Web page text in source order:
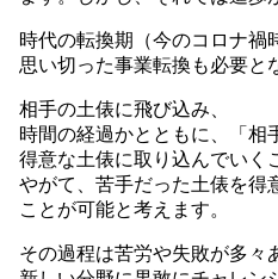
時代の転換期（今のコロナ禍
思い切った事業転換も必要と
相手の土俵に飛び込み、
時間の経過かとともに、「相
得意な土俵に取り込んでいく
やがて、苦手だった土俵を得
ことが可能と考えます。
その過程は苦労や失敗が多々